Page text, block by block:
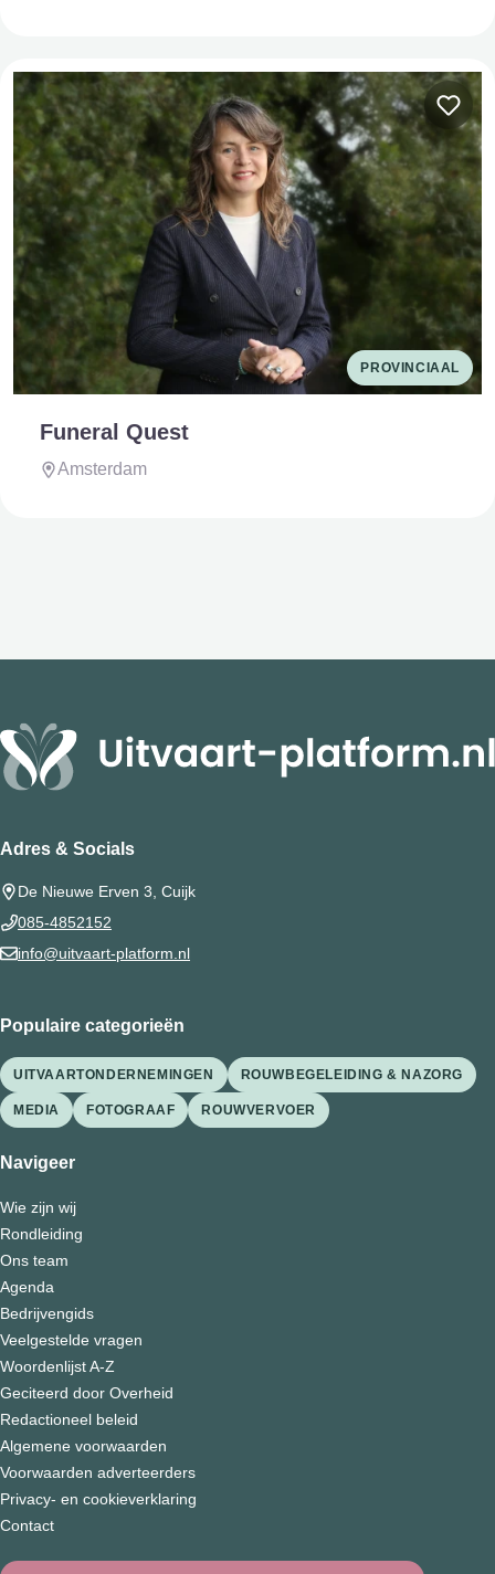
PROVINCIAAL
Funeral Quest
Amsterdam
Adres & Socials
De Nieuwe Erven 3, Cuijk
085-4852152
info@uitvaart-platform.nl
Populaire categorieën
UITVAARTONDERNEMINGEN ROUWBEGELEIDING & NAZORG
MEDIA FOTOGRAAF ROUWVERVOER
Navigeer
Wie zijn wij
Rondleiding
Ons team
Agenda
Bedrijvengids
Veelgestelde vragen
Woordenlijst A-Z
Geciteerd door Overheid
Redactioneel beleid
Algemene voorwaarden
Voorwaarden adverteerders
Privacy- en cookieverklaring
Contact